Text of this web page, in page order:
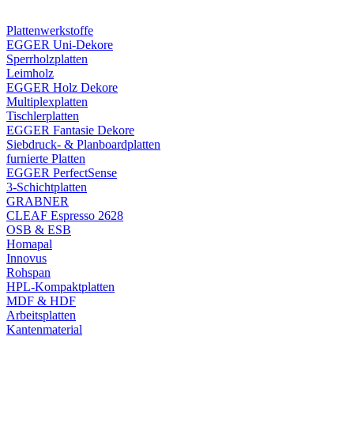
Plattenwerkstoffe
EGGER Uni-Dekore
Sperrholzplatten
Leimholz
EGGER Holz Dekore
Multiplexplatten
Tischlerplatten
EGGER Fantasie Dekore
Siebdruck- & Planboardplatten
furnierte Platten
EGGER PerfectSense
3-Schichtplatten
GRABNER
CLEAF Espresso 2628
OSB & ESB
Homapal
Innovus
Rohspan
HPL-Kompaktplatten
MDF & HDF
Arbeitsplatten
Kantenmaterial